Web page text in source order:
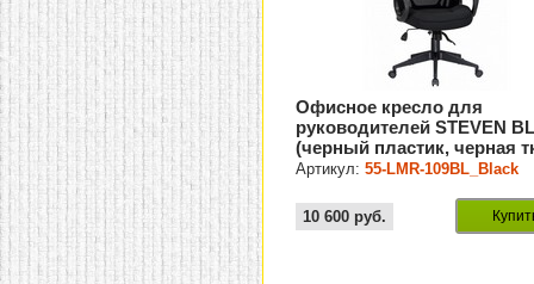
Офисное кресло для
руководителей STEVEN
(черный пластик, черная
Артикул:55-LMR-109BL_Black
10 600 руб.